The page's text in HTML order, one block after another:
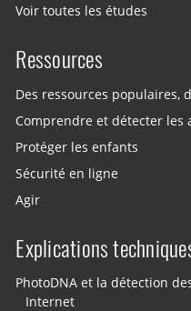
Voir toutes les études
Ressources
Des ressources populaires,
Comprendre et détecter les
Protéger les enfants
Sécurité en ligne
Agir
Explications
PhotoDNA et la détection
Internet